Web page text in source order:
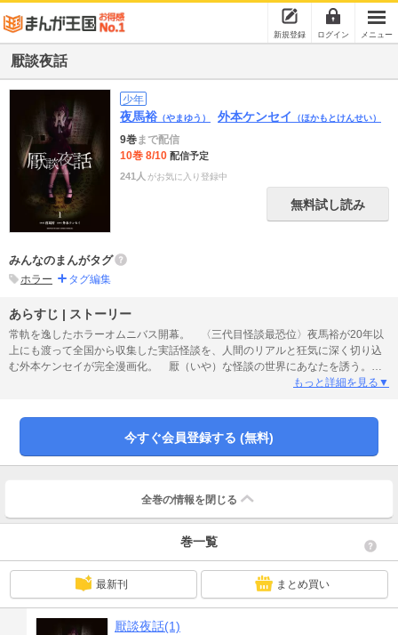
新規登録 ログイン メニュー
厭談夜話
少年
夜馬裕 （やまゆう） 外本ケンセイ （ほかもとけんせい）
9巻まで配信
10巻 8/10 配信予定
241人 がお気に入り登録中
無料試し読み
みんなのまんがタグ
ホラー タグ編集
あらすじ | ストーリー
常軌を逸したホラーオムニバス開幕。 〈三代目怪談最恐位〉夜馬裕が20年以
上にも渡って全国から収集した実話怪談を、人間のリアルと狂気に深く切り込
む外本ケンセイが完全漫画化。 厭（いや）な怪談の世界にあなたを誘う。
【収録怪談】第一談 女の幽霊第二談 ヤバい物件第三談 形見の人形第四
もっと詳細を見る▼
今すぐ会員登録する (無料)
全巻の情報を 閉じる
巻一覧
最新刊 まとめ買い
厭談夜話(1)